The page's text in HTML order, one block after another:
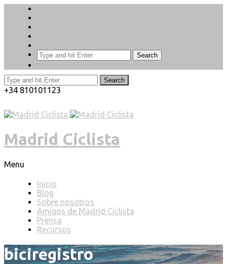
Search
Search
+34 810101123
Madrid Ciclista
Menu
Inicio
Blog
Sobre nosotros
Amigos de Madrid Ciclista
Prensa
Recursos
biciregistro